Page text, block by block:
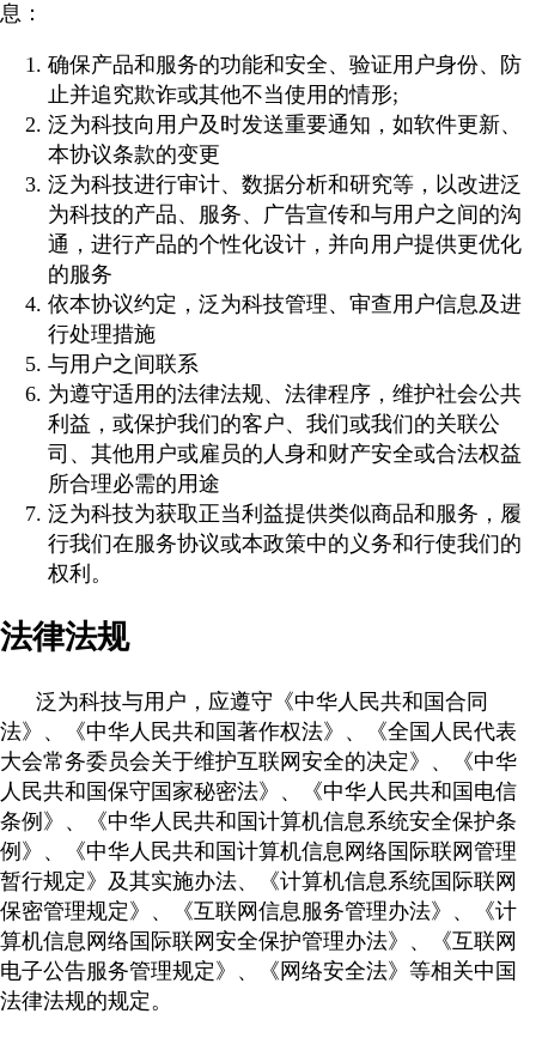
息：
确保产品和服务的功能和安全、验证用户身份、防
止并追究欺诈或其他不当使用的情形;
泛为科技向用户及时发送重要通知，如软件更新、
本协议条款的变更
泛为科技进行审计、数据分析和研究等，以改进泛
为科技的产品、服务、广告宣传和与用户之间的沟
通，进行产品的个性化设计，并向用户提供更优化
的服务
依本协议约定，泛为科技管理、审查用户信息及进
行处理措施
与用户之间联系
为遵守适用的法律法规、法律程序，维护社会公共
利益，或保护我们的客户、我们或我们的关联公
司、其他用户或雇员的人身和财产安全或合法权益
所合理必需的用途
泛为科技为获取正当利益提供类似商品和服务，履
行我们在服务协议或本政策中的义务和行使我们的
权利。
法律法规
泛为科技与用户，应遵守《中华人民共和国合同
法》、《中华人民共和国著作权法》、《全国人民代表
大会常务委员会关于维护互联网安全的决定》、《中华
人民共和国保守国家秘密法》、《中华人民共和国电信
条例》、《中华人民共和国计算机信息系统安全保护条
例》、《中华人民共和国计算机信息网络国际联网管理
暂行规定》及其实施办法、《计算机信息系统国际联网
保密管理规定》、《互联网信息服务管理办法》、《计
算机信息网络国际联网安全保护管理办法》、《互联网
电子公告服务管理规定》、《网络安全法》等相关中国
法律法规的规定。